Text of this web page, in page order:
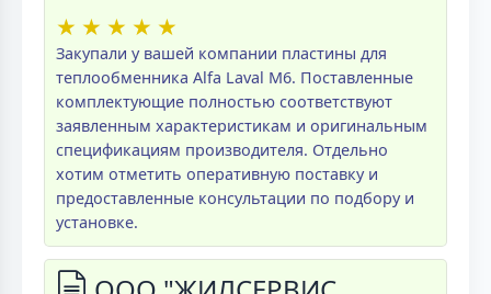
★ ★ ★ ★ ★
Закупали у вашей компании пластины для
теплообменника Alfa Laval M6. Поставленные
комплектующие полностью соответствуют
заявленным характеристикам и оригинальным
спецификациям производителя. Отдельно
хотим отметить оперативную поставку и
предоставленные консультации по подбору и
установке.